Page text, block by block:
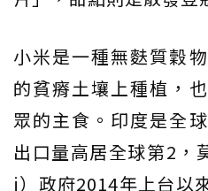
小米是一種無麩質穀
的貧瘠土壤上種植，
眾的主食。印度是全
出口量高居全球第2
i）政府2014年上台以